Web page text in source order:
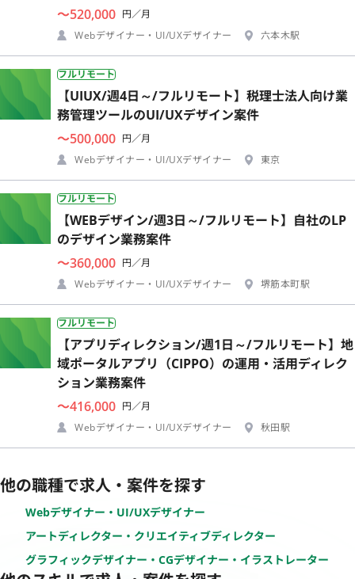
〜520,000 円／月
Webデザイナー・UI/UXデザイナー
六本木駅
フルリモート
【UIUX/週4日～/フルリモート】税理士法人向け業
務管理ツールのUI/UXデザイン案件
〜500,000 円／月
Webデザイナー・UI/UXデザイナー
東京
フルリモート
【WEBデザイン/週3日～/フルリモート】自社のLP
のデザイン業務案件
〜360,000 円／月
Webデザイナー・UI/UXデザイナー
堺筋本町駅
フルリモート
【アプリディレクション/週1日～/フルリモート】地
域ポータルアプリ（CIPPO）の運用・活用ディレク
ション業務案件
〜416,000 円／月
Webデザイナー・UI/UXデザイナー
秋田駅
他の職種で求人・案件を探す
Webデザイナー・UI/UXデザイナー
アートディレクター・クリエイティブディレクター
グラフィックデザイナー・CGデザイナー・イラストレーター